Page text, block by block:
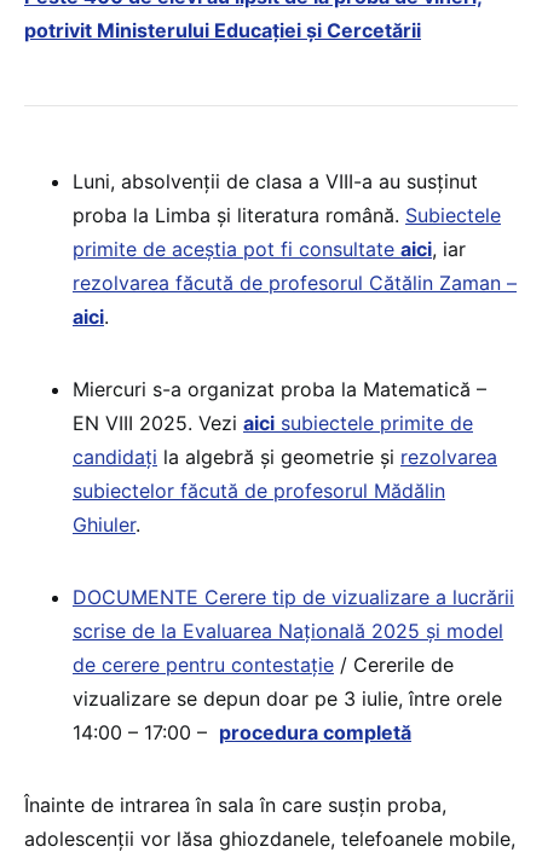
potrivit Ministerului Educației și Cercetării
Luni, absolvenții de clasa a VIII-a au susținut
proba la Limba și literatura română. Subiectele
primite de aceștia pot fi consultate aici, iar
rezolvarea făcută de profesorul Cătălin Zaman –
aici.
Miercuri s-a organizat proba la Matematică –
EN VIII 2025. Vezi aici subiectele primite de
candidați la algebră și geometrie și rezolvarea
subiectelor făcută de profesorul Mădălin
Ghiuler.
DOCUMENTE Cerere tip de vizualizare a lucrării
scrise de la Evaluarea Națională 2025 și model
de cerere pentru contestație / Cererile de
vizualizare se depun doar pe 3 iulie, între orele
14:00 – 17:00 – procedura completă
Înainte de intrarea în sala în care susțin proba,
adolescenții vor lăsa ghiozdanele, telefoanele mobile,